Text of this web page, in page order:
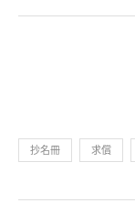
抄名冊 求償